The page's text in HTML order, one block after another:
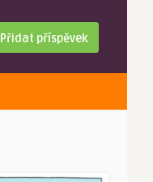
Přidat příspěvek